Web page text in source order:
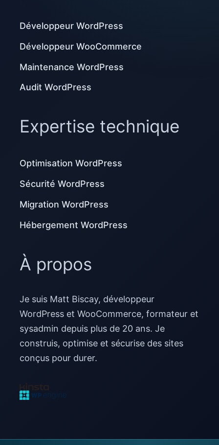
Développeur WordPress
Développeur WooCommerce
Maintenance WordPress
Audit WordPress
Expertise technique
Optimisation WordPress
Sécurité WordPress
Migration WordPress
Hébergement WordPress
À propos
Je suis Matt Biscay, développeur
WordPress et WooCommerce, formateur et
sysadmin depuis plus de 20 ans. Je
construis, optimise et sécurise des sites
conçus pour durer.